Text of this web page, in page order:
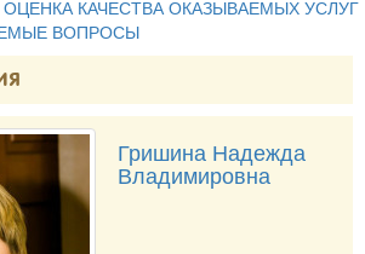
КАЧЕСТВА ОКАЗЫВАЕМЫХ УСЛУГ
ВОПРОСЫ
Гришина Надежда
Владимировна